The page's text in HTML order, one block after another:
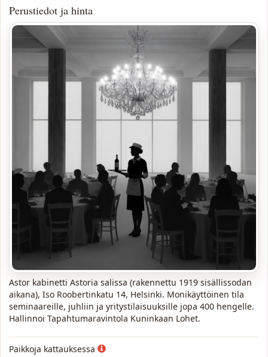
Perustiedot ja hinta
Astor kabinetti Astoria salissa (rakennettu 1919 sisällissodan
aikana), Iso Roobertinkatu 14, Helsinki. Monikäyttöinen tila
seminaareille, juhliin ja yritystilaisuuksille jopa 400 hengelle.
Hallinnoi Tapahtumaravintola Kuninkaan Lohet.
Paikkoja kattauksessa